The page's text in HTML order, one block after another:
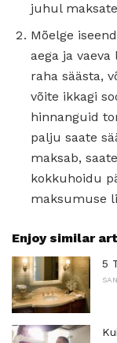
juhul
Mõelge
aega ja
raha säästa,
võite ikkagi
hinnanguid
palju saate
maksab,
kokkuhoidu
maksumuse
Enjoy similar
5